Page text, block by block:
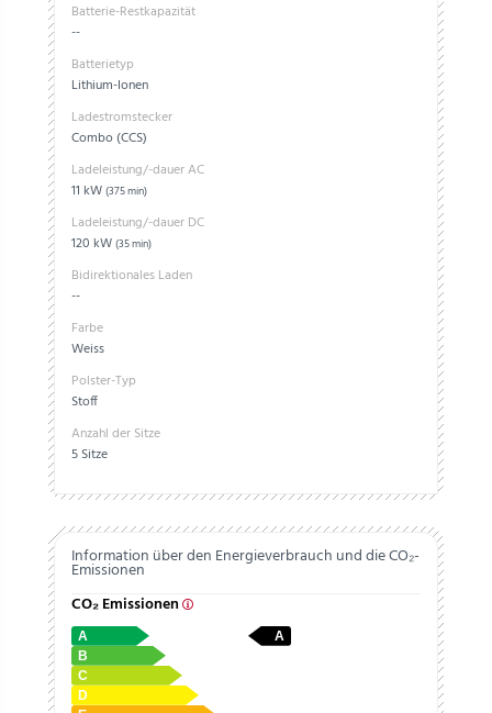
Batterie-Restkapazität
--
Batterietyp
Lithium-Ionen
Ladestromstecker
Combo (CCS)
Ladeleistung/-dauer AC
11 kW(375 min)
Ladeleistung/-dauer DC
120 kW(35 min)
Bidirektionales Laden
--
Farbe
Weiss
Polster-Typ
Stoff
Anzahl der Sitze
5 Sitze
Information über den Energieverbrauch und die CO₂-
Emissionen
CO₂ Emissionen